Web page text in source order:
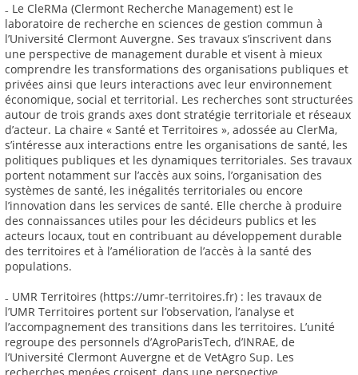
₋ Le CleRMa (Clermont Recherche Management) est le
laboratoire de recherche en sciences de gestion commun à
l’Université Clermont Auvergne. Ses travaux s’inscrivent dans
une perspective de management durable et visent à mieux
comprendre les transformations des organisations publiques et
privées ainsi que leurs interactions avec leur environnement
économique, social et territorial. Les recherches sont structurées
autour de trois grands axes dont stratégie territoriale et réseaux
d’acteur. La chaire « Santé et Territoires », adossée au ClerMa,
s’intéresse aux interactions entre les organisations de santé, les
politiques publiques et les dynamiques territoriales. Ses travaux
portent notamment sur l’accès aux soins, l’organisation des
systèmes de santé, les inégalités territoriales ou encore
l’innovation dans les services de santé. Elle cherche à produire
des connaissances utiles pour les décideurs publics et les
acteurs locaux, tout en contribuant au développement durable
des territoires et à l’amélioration de l’accès à la santé des
populations.
₋ UMR Territoires (https://umr-territoires.fr) : les travaux de
l’UMR Territoires portent sur l’observation, l’analyse et
l’accompagnement des transitions dans les territoires. L’unité
regroupe des personnels d’AgroParisTech, d’INRAE, de
l’Université Clermont Auvergne et de VetAgro Sup. Les